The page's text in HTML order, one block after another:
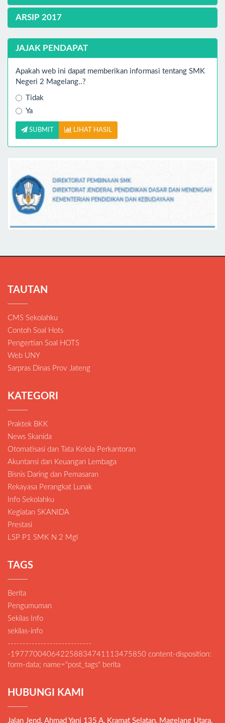
ARSIP 2017
JAJAK PENDAPAT
Apakah web ini dapat memberikan informasi tentang SMK
Negeri 2 Magelang..?
Tidak
Ya
SUBMIT LIHAT HASIL
TAUTAN
CMS Sekolahku
Contoh Soal Hots
Pengertian Soal HOTS
Web UNY
Sarpras Dinas Prov Jateng
KATEGORI
Praktek BKK
News Skanida
Otomatisasi dan Tata Kelola Perkantoran
Akuntansi dan Keuangan Lembaga
Bisnis Daring dan Pemasaran
Rekayasa Perangkat Lunak
Info Sekolahku
Kegiatan SKANIDA
Prestasi
LSP P1 SMK N 2 Mgl
TAGS
Berita
Pengumuman
Sekilas Info
sekilas-info
----------------------------
-197770040642258834741113475850 content-disposition:
form-data; name="post_tags" berita
HUBUNGI KAMI
Jalan Jend. Ahmad Yani 135 A, Kramat Selatan, Magelang Utara,